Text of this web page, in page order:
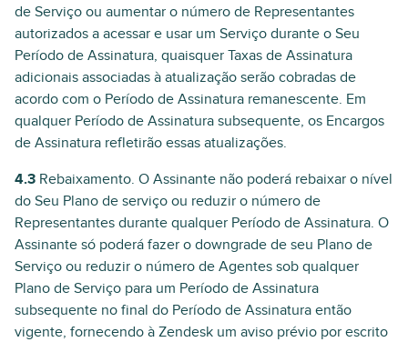
de Serviço ou aumentar o número de Representantes
autorizados a acessar e usar um Serviço durante o Seu
Período de Assinatura, quaisquer Taxas de Assinatura
adicionais associadas à atualização serão cobradas de
acordo com o Período de Assinatura remanescente. Em
qualquer Período de Assinatura subsequente, os Encargos
de Assinatura refletirão essas atualizações.
4.3 Rebaixamento. O Assinante não poderá rebaixar o nível
do Seu Plano de serviço ou reduzir o número de
Representantes durante qualquer Período de Assinatura. O
Assinante só poderá fazer o downgrade de seu Plano de
Serviço ou reduzir o número de Agentes sob qualquer
Plano de Serviço para um Período de Assinatura
subsequente no final do Período de Assinatura então
vigente, fornecendo à Zendesk um aviso prévio por escrito